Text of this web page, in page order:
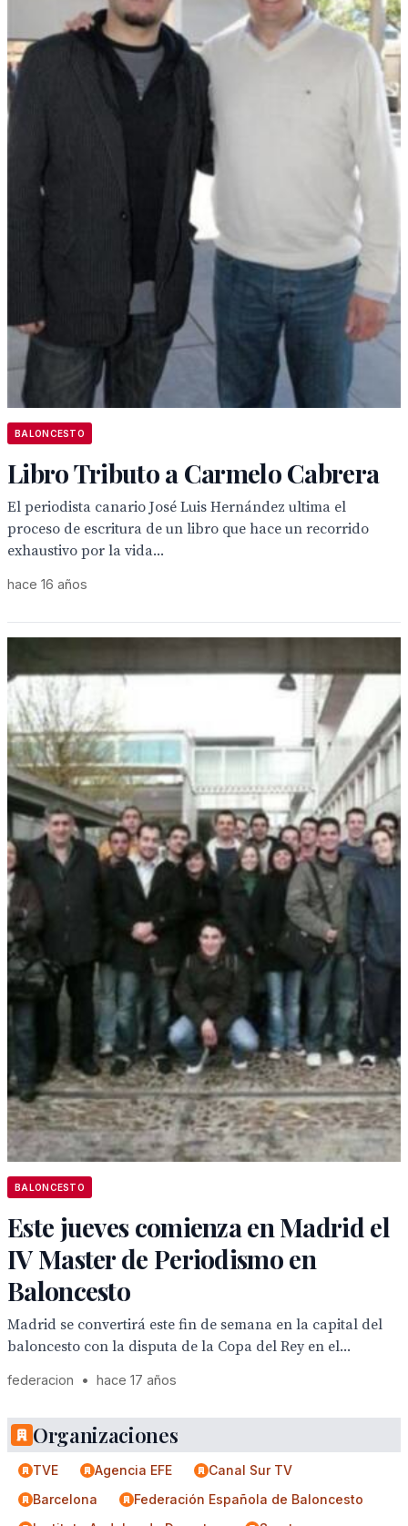
BALONCESTO
Libro Tributo a Carmelo Cabrera
El periodista canario José Luis Hernández ultima el
proceso de escritura de un libro que hace un recorrido
exhaustivo por la vida...
hace 16 años
BALONCESTO
Este jueves comienza en Madrid el
IV Master de Periodismo en
Baloncesto
Madrid se convertirá este fin de semana en la capital del
baloncesto con la disputa de la Copa del Rey en el...
federacion • hace 17 años
Organizaciones
TVE Agencia EFE
Canal Sur TV
Barcelona
Federación Española de Baloncesto